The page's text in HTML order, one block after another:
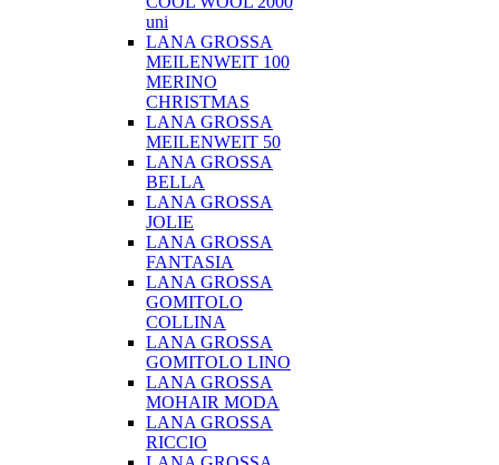
uni
LANA GROSSA
MEILENWEIT 100
MERINO
CHRISTMAS
LANA GROSSA
MEILENWEIT 50
LANA GROSSA
BELLA
LANA GROSSA
JOLIE
LANA GROSSA
FANTASIA
LANA GROSSA
GOMITOLO
COLLINA
LANA GROSSA
GOMITOLO LINO
LANA GROSSA
MOHAIR MODA
LANA GROSSA
RICCIO